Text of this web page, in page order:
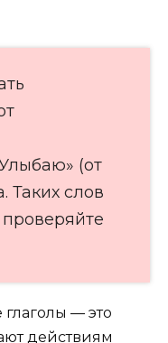
(от
Таких слов
— это
действиям